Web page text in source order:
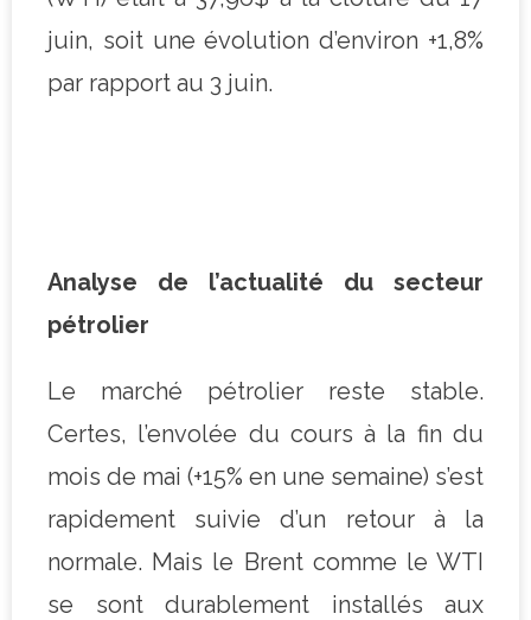
juin, soit une évolution d’environ +1,8%
par rapport au 3 juin.
Analyse de l’actualité du secteur
pétrolier
Le marché pétrolier reste stable.
Certes, l’envolée du cours à la fin du
mois de mai (+15% en une semaine) s’est
rapidement suivie d’un retour à la
normale. Mais le Brent comme le WTI
se sont durablement installés aux